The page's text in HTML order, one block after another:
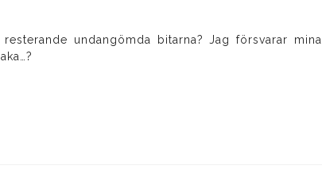
undangömda bitarna? Jag försvarar mina